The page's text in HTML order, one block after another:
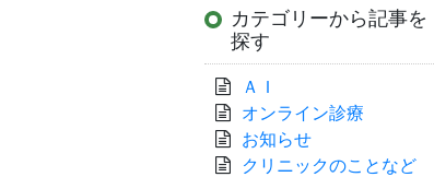
カテゴリーから記事を
探す
ＡＩ
オンライン診療
お知らせ
クリニックのことなど